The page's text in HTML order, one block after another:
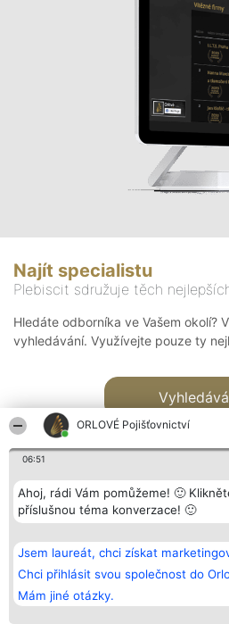
ORLOVÉ Pojišťovnictví
06:51
Ahoj, rádi Vám pomůžeme! 🙂
příslušnou téma konverzace! 🙂
Jsem laureát, chci získat
Chci přihlásit svou společnost do
Mám jiné otázky.
Najít specialistu
Plebiscit sdružuje těch
Hledáte odborníka ve Vašem okolí?
vyhledávání. Využívejte pouze ty
Bright Side Solutions sp. z o.
o. sp. k.
ul. Ruska 22
Wrocław 50-079
KRS 0000749100 | Regon
381313360 | NIP 8943132676
Vítězové
Seznam
laureátů
Zásady
Zásady